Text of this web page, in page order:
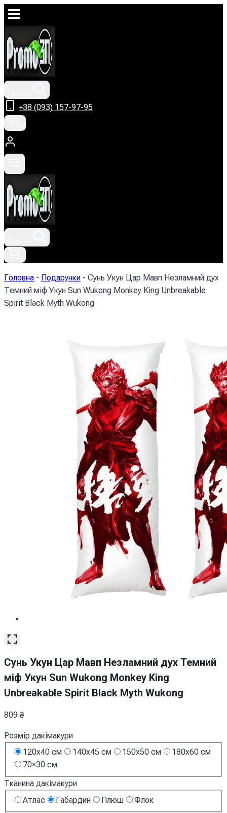
Перейти
до
вмісту
+38 (093) 157-97-95
Головна - Подарунки - Сунь Укун Цар Мавп Незламний дух
Темний міф Укун Sun Wukong Monkey King Unbreakable
Spirit Black Myth Wukong
Сунь Укун Цар Мавп Незламний дух Темний
міф Укун Sun Wukong Monkey King
Unbreakable Spirit Black Myth Wukong
809 ₴
Розмір дакімакури
120x40 см
140x45 см 150x50 см
180x60 см
70×30 см
Тканина дакімакури
Атлас
Габардин Плюш
Флок